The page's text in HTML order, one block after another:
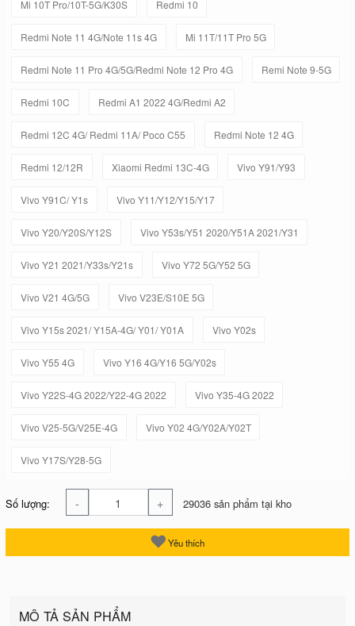
Mi 10T Pro/10T-5G/K30S Redmi 10
Redmi Note 11 4G/Note 11s 4G Mi 11T/11T Pro 5G
Redmi Note 11 Pro 4G/5G/Redmi Note 12 Pro 4G Remi Note 9-5G
Redmi 10C Redmi A1 2022 4G/Redmi A2
Redmi 12C 4G/ Redmi 11A/ Poco C55 Redmi Note 12 4G
Redmi 12/12R Xiaomi Redmi 13C-4G Vivo Y91/Y93
Vivo Y91C/ Y1s Vivo Y11/Y12/Y15/Y17
Vivo Y20/Y20S/Y12S Vivo Y53s/Y51 2020/Y51A 2021/Y31
Vivo Y21 2021/Y33s/Y21s Vivo Y72 5G/Y52 5G
Vivo V21 4G/5G Vivo V23E/S10E 5G
Vivo Y15s 2021/ Y15A-4G/ Y01/ Y01A Vivo Y02s
Vivo Y55 4G Vivo Y16 4G/Y16 5G/Y02s
Vivo Y22S-4G 2022/Y22-4G 2022 Vivo Y35-4G 2022
Vivo V25-5G/V25E-4G Vivo Y02 4G/Y02A/Y02T
Vivo Y17S/Y28-5G
Số lượng: - + 29036 sản phẩm tại kho
Yêu thích
MÔ TẢ SẢN PHẨM